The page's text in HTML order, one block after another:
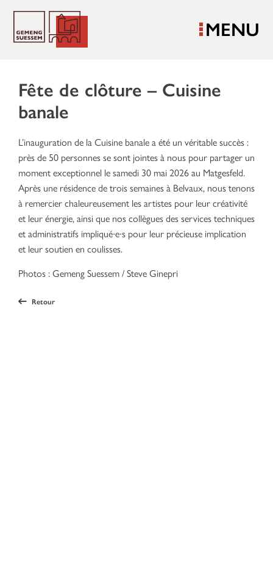
MENU
Fête de clôture – Cuisine
banale
L’inauguration de la Cuisine banale a été un véritable succès :
près de 50 personnes se sont jointes à nous pour partager un
moment exceptionnel le samedi 30 mai 2026 au Matgesfeld.
Après une résidence de trois semaines à Belvaux, nous tenons
à remercier chaleureusement les artistes pour leur créativité
et leur énergie, ainsi que nos collègues des services techniques
et administratifs impliqué∙e∙s pour leur précieuse implication
et leur soutien en coulisses.
Photos : Gemeng Suessem / Steve Ginepri
Retour